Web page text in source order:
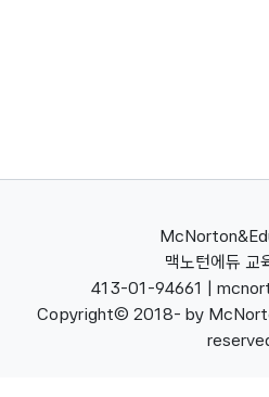
맥노턴에듀 교
413-01-94661 |
Copyright(c) 2018- by